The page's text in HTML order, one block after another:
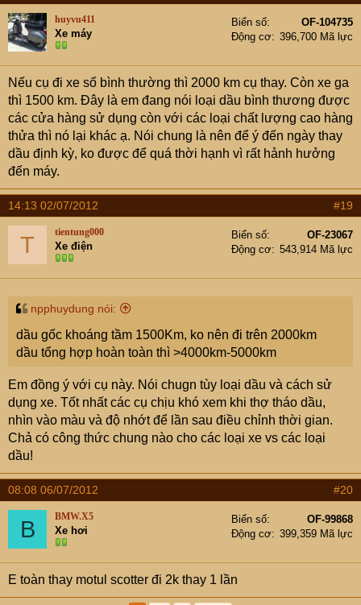
huyvu411
Xe máy
Biển số
OF-104735
Động cơ
396,700 Mã lực
Nếu cụ đi xe số bình thường thì 2000 km cụ thay. Còn xe ga
thì 1500 km. Đây là em đang nói loại dầu bình thương được
các cửa hàng sử dụng còn với các loại chất lượng cao hàng
thửa thì nó lại khác ạ. Nói chung là nên để ý đến ngày thay
dầu định kỳ, ko được để quá thời hạnh vì rất hảnh hưởng
đến máy.
14:13 02/07/2012 #19
T tientung000
Xe điện
Biển số
OF-23067
Động cơ
543,914 Mã lực
npphuydung nói:
dầu gốc khoáng tầm 1500Km, ko nên đi trên 2000km
dầu tổng hợp hoàn toàn thì >4000km-5000km
Em đồng ý với cụ này. Nói chugn tùy loại dầu và cách sử
dụng xe. Tốt nhất các cụ chịu khó xem khi thợ tháo dầu,
nhìn vào màu và độ nhớt để lần sau điều chỉnh thời gian.
Chả có công thức chung nào cho các loại xe vs các loại
dầu!
08:08 06/07/2012 #20
B BMW.X5
Xe hơi
Biển số
OF-99868
Động cơ
399,359 Mã lực
E toàn thay motul scotter đi 2k thay 1 lần